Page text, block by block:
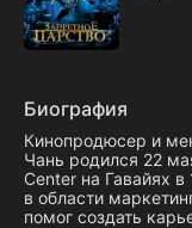
Биография
Кинопродюсер и
Чань родился 22
Center на Гавайях
в области
помог создать